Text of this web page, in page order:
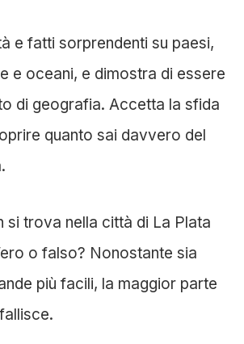
e fatti sorprendenti su paesi,
e oceani, e dimostra di essere
di geografia. Accetta la sfida
quanto sai davvero del
si trova nella città di La Plata
o falso? Nonostante sia
più facili, la maggior parte